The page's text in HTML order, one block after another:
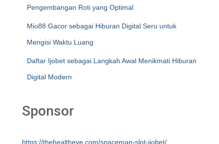
Pengembangan Roti yang Optimal
Mio88 Gacor sebagai Hiburan Digital Seru untuk
Mengisi Waktu Luang
Daftar Ijobet sebagai Langkah Awal Menikmati Hiburan
Digital Modern
Sponsor
https://thehealtheye.com/spaceman-slot-ijobet/